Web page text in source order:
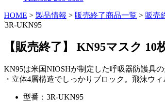
HOME > 製品情報 > 販売終了商品一覧 > 販売
3R-UKN95
【販売終了】 KN95マスク 10
KN95は米国NIOSHが制定した呼吸器防護具
・立体4層構造でしっかりブロック。飛沫ウ
型番： 3R-UKN95